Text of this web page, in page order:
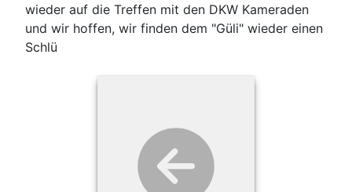
wieder auf die Treffen mit den DKW Kameraden
und wir hoffen, wir finden dem "Güli" wieder einen
Schlü